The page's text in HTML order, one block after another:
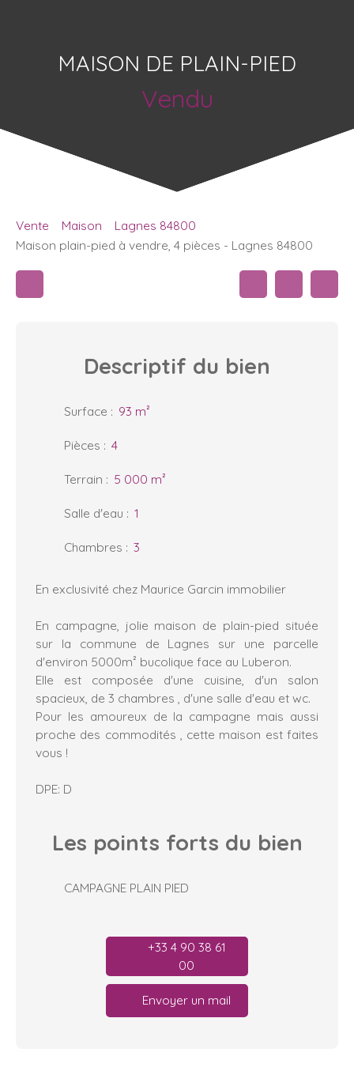
MAISON DE PLAIN-PIED
Vendu
Vente Maison
Lagnes 84800
Maison plain-pied à vendre, 4 pièces - Lagnes 84800
Descriptif du bien
Surface : 93 m²
Pièces : 4
Terrain : 5 000 m²
Salle d'eau : 1
Chambres : 3
En exclusivité chez Maurice Garcin immobilier
En campagne, jolie maison de plain-pied située
sur la commune de Lagnes sur une parcelle
d'environ 5000m² bucolique face au Luberon.
Elle est composée d'une cuisine, d'un salon
spacieux, de 3 chambres , d'une salle d'eau et wc.
Pour les amoureux de la campagne mais aussi
proche des commodités , cette maison est faites
vous !
DPE: D
Les points forts du bien
CAMPAGNE PLAIN PIED
+33 4 90 38 61
00
Envoyer un mail